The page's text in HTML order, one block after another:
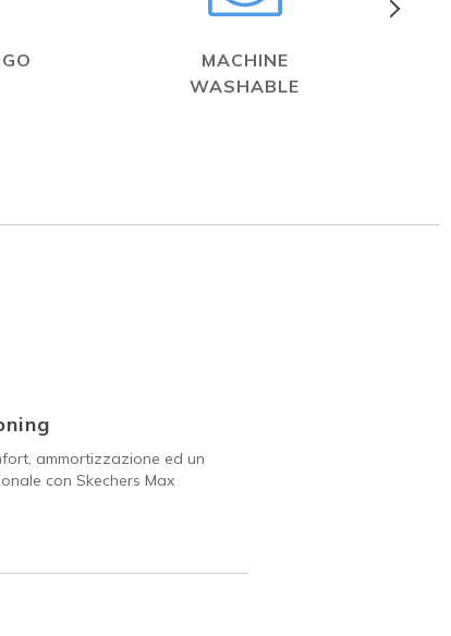
MACHINE
WASHABLE
ammortizzazione ed un
con Skechers Max